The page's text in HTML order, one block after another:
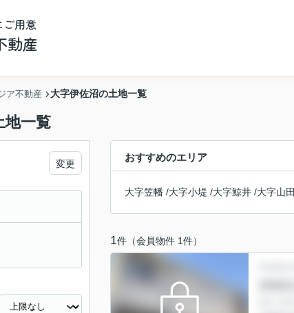
用意
動産
ア不動産 大字伊佐沼の土地一覧
地一覧
おすすめのエリア
大字笠幡 /大字小堤 /大字鯨井 /大字山田
1件（会員物件 1件）
変更